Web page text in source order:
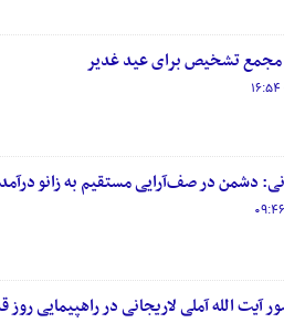
مجمع تشخیص برای عید غدیر
دشمن در صف‌آرایی مستقیم به زانو
الله آملی لاریجانی در راهپیمایی